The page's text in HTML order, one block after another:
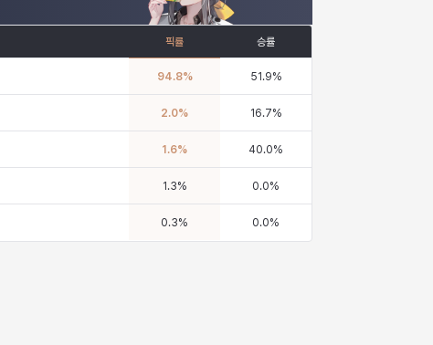
픽률 승률
94.8% 51.9%
2.0% 16.7%
1.6% 40.0%
1.3% 0.0%
0.3% 0.0%